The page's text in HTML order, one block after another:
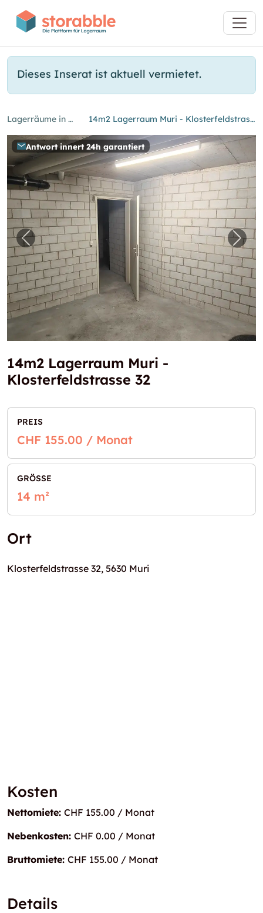
Dieses Inserat ist aktuell vermietet.
Lagerräume in Muri 14m2 Lagerraum Muri - Klosterfeldstrasse 32
Antwort innert 24h garantiert
Vorheriges Bild für "14m2 Lagerraum Muri -
14m2 Lagerraum Muri -
Klosterfeldstrasse 32
PREIS
CHF 155.00 / Monat
GRÖSSE
14 m²
Ort
Klosterfeldstrasse 32, 5630 Muri
Kosten
Nettomiete: CHF 155.00 / Monat
Nebenkosten: CHF 0.00 / Monat
Bruttomiete: CHF 155.00 / Monat
Details